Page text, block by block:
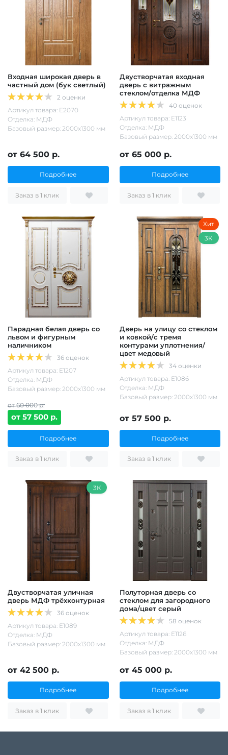
Входная широкая дверь в
частный дом (бук светлый)
2 оценки
Артикул товара: Е2070
Отделка: МДФ
Базовый размер: 2000х1300 мм
от 64 500 р.
Подробнее
Заказ в 1 клик
Двустворчатая входная
дверь с витражным
стеклом/отделка МДФ
40 оценок
Артикул товара: Е1123
Отделка: МДФ
Базовый размер: 2000х1300 мм
от 65 000 р.
Подробнее
Заказ в 1 клик
Парадная белая дверь со
львом и фигурным
наличником
36 оценок
Артикул товара: Е1207
Отделка: МДФ
Базовый размер: 2000х1300 мм
от 60 000 р.
от 57 500 р.
Подробнее
Заказ в 1 клик
Хит
3К
Дверь на улицу со стеклом
и ковкой/с тремя
контурами уплотнения/
цвет медовый
34 оценки
Артикул товара: Е1086
Отделка: МДФ
Базовый размер: 2000х1300 мм
от 57 500 р.
Подробнее
Заказ в 1 клик
3К
Двустворчатая уличная
дверь МДФ трёхконтурная
36 оценок
Артикул товара: Е1089
Отделка: МДФ
Базовый размер: 2000х1300 мм
от 42 500 р.
Подробнее
Заказ в 1 клик
Полуторная дверь со
стеклом для загородного
дома/цвет серый
58 оценок
Артикул товара: Е1126
Отделка: МДФ
Базовый размер: 2000х1300 мм
от 45 000 р.
Подробнее
Заказ в 1 клик